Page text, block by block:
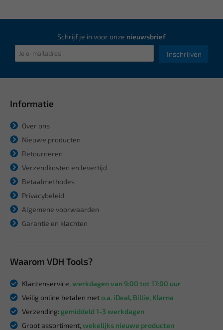
Schrijf je in voor onze nieuwsbrief
Inschrijven
Informatie
Over ons
Nieuwe producten
Retourneren
Verzendkosten en levertijd
Betaalmethodes
Privacybeleid
Algemene voorwaarden
Garantie en klachten
Waarom VDH Tools?
Klantenservice, werkdagen van 9:00 tot 17:00 uur
Veilig online betalen meto.a. iDeal, Billie, Klarna
Verzending: gemiddeld 1-3 werkdagen
Groot assortiment, wekelijks nieuwe producten